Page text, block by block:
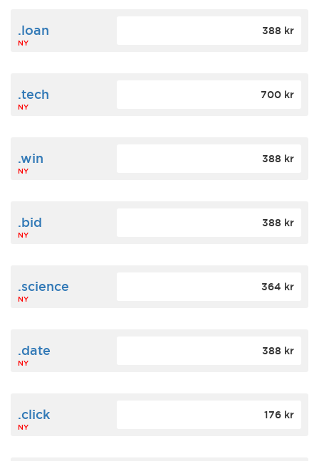
.loan
NY
388 kr
.tech
NY
700 kr
.win
NY
388 kr
.bid
NY
388 kr
.science
NY
364 kr
.date
NY
388 kr
.click
NY
176 kr